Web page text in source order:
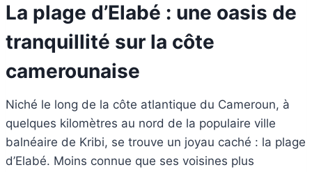
La plage d’Elabé : une oasis de
tranquillité sur la côte
camerounaise
Niché le long de la côte atlantique du Cameroun, à
quelques kilomètres au nord de la populaire ville
balnéaire de Kribi, se trouve un joyau caché : la plage
d’Elabé. Moins connue que ses voisines plus